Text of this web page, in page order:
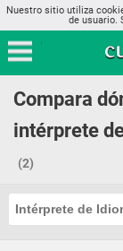
Nuestro sitio utiliza
de usuario.
Compara
intérprete
(2)
Intérprete de